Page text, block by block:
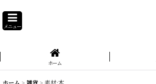
メニュー
ホーム
ホーム > 雑貨> 素材:木